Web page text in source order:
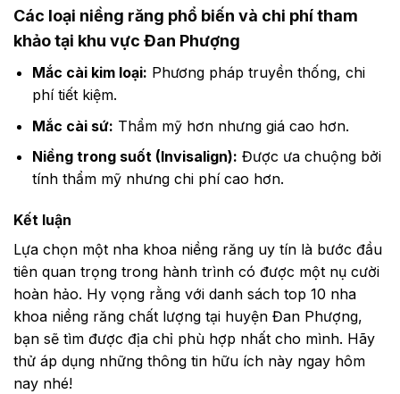
Các loại niềng răng phổ biến và chi phí tham
khảo tại khu vực Đan Phượng
Mắc cài kim loại: Phương pháp truyền thống, chi
phí tiết kiệm.
Mắc cài sứ: Thẩm mỹ hơn nhưng giá cao hơn.
Niềng trong suốt (Invisalign): Được ưa chuộng bởi
tính thẩm mỹ nhưng chi phí cao hơn.
Kết luận
Lựa chọn một nha khoa niềng răng uy tín là bước đầu
tiên quan trọng trong hành trình có được một nụ cười
hoàn hảo. Hy vọng rằng với danh sách top 10 nha
khoa niềng răng chất lượng tại huyện Đan Phượng,
bạn sẽ tìm được địa chỉ phù hợp nhất cho mình. Hãy
thử áp dụng những thông tin hữu ích này ngay hôm
nay nhé!